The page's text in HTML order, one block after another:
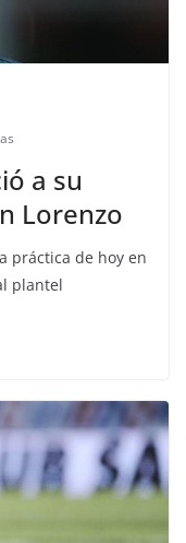
a su
Lorenzo
práctica de hoy en
plantel